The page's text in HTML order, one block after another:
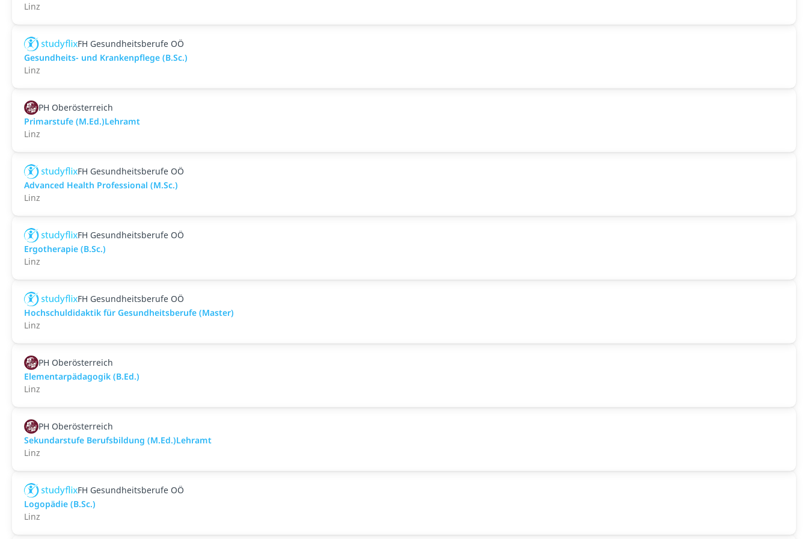
Linz
FH Gesundheitsberufe OÖ
Gesundheits- und Krankenpflege (B.Sc.)
Linz
PH Oberösterreich
Primarstufe (M.Ed.)Lehramt
Linz
FH Gesundheitsberufe OÖ
Advanced Health Professional (M.Sc.)
Linz
FH Gesundheitsberufe OÖ
Ergotherapie (B.Sc.)
Linz
FH Gesundheitsberufe OÖ
Hochschuldidaktik für Gesundheitsberufe (Master)
Linz
PH Oberösterreich
Elementarpädagogik (B.Ed.)
Linz
PH Oberösterreich
Sekundarstufe Berufsbildung (M.Ed.)Lehramt
Linz
FH Gesundheitsberufe OÖ
Logopädie (B.Sc.)
Linz